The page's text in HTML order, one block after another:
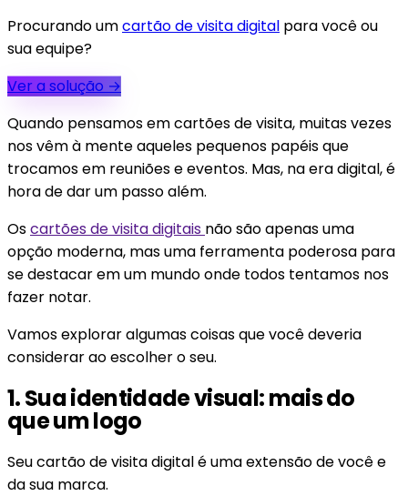
Procurando umcartão de visita digital para você ou
sua equipe?
Ver a solução →
Quando pensamos em cartões de visita, muitas vezes
nos vêm à mente aqueles pequenos papéis que
trocamos em reuniões e eventos. Mas, na era digital, é
hora de dar um passo além.
Oscartões de visita digitais não são apenas uma
opção moderna, mas uma ferramenta poderosa para
se destacar em um mundo onde todos tentamos nos
fazer notar.
Vamos explorar algumas coisas que você deveria
considerar ao escolher o seu.
1. Sua identidade visual: mais do
que um logo
Seu cartão de visita digital é uma extensão de você e
da sua marca.